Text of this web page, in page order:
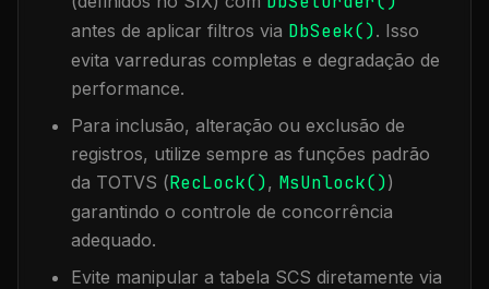
antes de aplicar filtros via DbSeek(). Isso
evita varreduras completas e degradação de
performance.
Para inclusão, alteração ou exclusão de
registros, utilize sempre as funções padrão
da TOTVS (RecLock(), MsUnlock())
garantindo o controle de concorrência
adequado.
Evite manipular a tabela SCS diretamente via